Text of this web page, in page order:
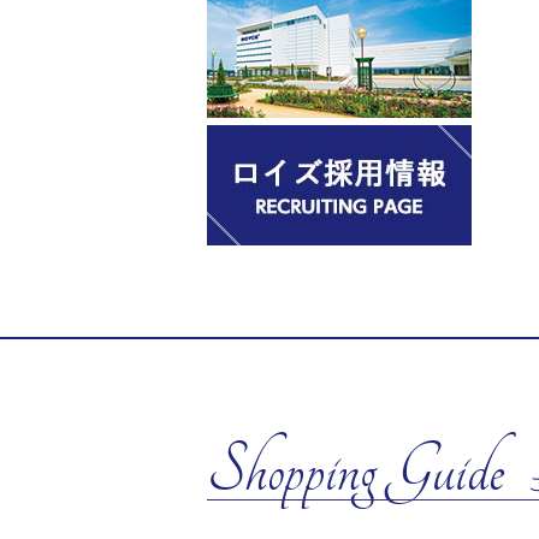
Shopping Guide